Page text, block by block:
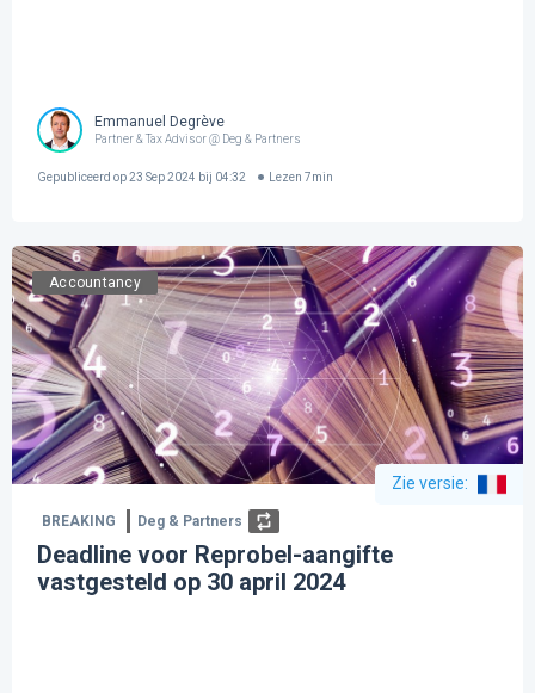
Emmanuel Degrève
Partner & Tax Advisor @ Deg & Partners
Gepubliceerd op23 Sep 2024 bij 04:32 Lezen 7min
Accountancy
Zie versie:
BREAKING Deg & Partners
Deadline voor Reprobel-aangifte
vastgesteld op 30 april 2024